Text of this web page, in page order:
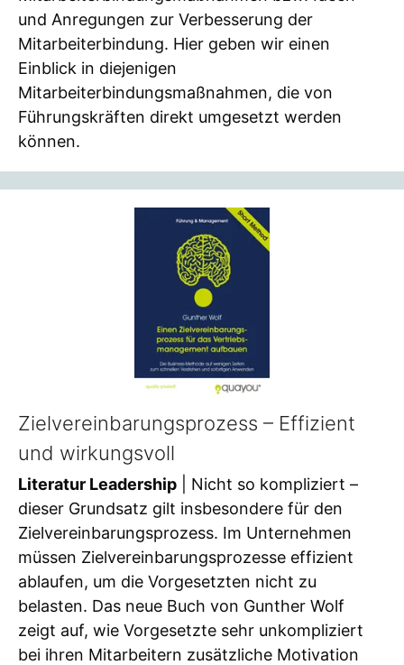
und Anregungen zur Verbesserung der
Mitarbeiterbindung. Hier geben wir einen
Einblick in diejenigen
Mitarbeiterbindungsmaßnahmen, die von
Führungskräften direkt umgesetzt werden
können.
Zielvereinbarungsprozess – Effizient
und wirkungsvoll
Literatur Leadership | Nicht so kompliziert –
dieser Grundsatz gilt insbesondere für den
Zielvereinbarungsprozess. Im Unternehmen
müssen Zielvereinbarungsprozesse effizient
ablaufen, um die Vorgesetzten nicht zu
belasten. Das neue Buch von Gunther Wolf
zeigt auf, wie Vorgesetzte sehr unkompliziert
bei ihren Mitarbeitern zusätzliche Motivation